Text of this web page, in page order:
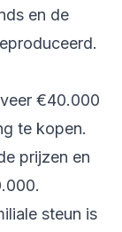
en de
€40.000
te kopen.
prijzen en
steun is